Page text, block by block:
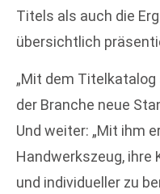
Titels als auch die
übersichtlich
„Mit dem Titelkatalog
der Branche neue
Und weiter: „Mit ihm
Handwerkszeug, ihre
und individueller zu